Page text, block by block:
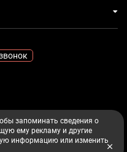
запоминать сведения о
ему рекламу и другие
информацию или изменить